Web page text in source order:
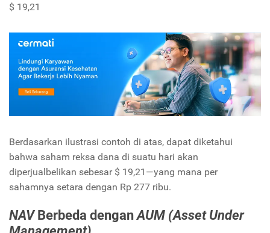
$ 19,21
Berdasarkan ilustrasi contoh di atas, dapat diketahui
bahwa saham reksa dana di suatu hari akan
diperjualbelikan sebesar $ 19,21—yang mana per
sahamnya setara dengan Rp 277 ribu.
NAV Berbeda denganAUM (Asset Under